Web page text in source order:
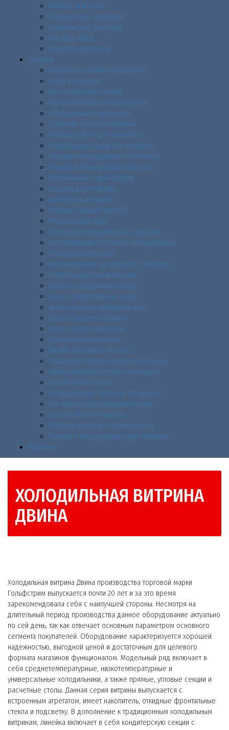
Магазин под ключ
Решения для магазинов
Решения для общепита
Фастфуд идеи
Форматы магазинов
Обзоры
Франшиза магазина Пятёрочка
Кафе в магазине
Проектирование рынка
Проектирование супермаркета
Оборудование для рынка
Создание проекта магазина
Оборудование для общепита
Холодильный шкаф для магазина
Торговое оборудование стеллажи
Торговое оборудование на заказ
Морозильные лари-бонеты
Витрина для кофейни
Как открыть пекарню
Открыть рыбный магазин
Открыть кулинарию
Витрина для кондитерских изделий
Обслуживание торгового оборудования
Оборудование Арнег
Мерчандайзинг продуктового магазина
Купить продуктовый магазин
Цена на холодильный шкаф
Цена на морозильный шкаф
Цена торгового оборудования
Цена на проект магазина
Бизнес проект магазина
Зонирование магазина
Дизайн магазина в Москве
Продажа оборудования для магазина
Оборудование торговых площадей
Дизайн проект кафе
Оборудование магазина "Продукты"
Как открыть продуктовый магазин
Открыть бизнес в кризис
Оборудование для супермаркета
Торговое оборудование для магазина
Контакты
ХОЛОДИЛЬНАЯ ВИТРИНА
ДВИНА
Холодильная витрина Двина производства торговой марки
Гольфстрим выпускается почти 20 лет и за это время
зарекомендовала себя с наилучшей стороны. Несмотря на
длительный период производства данное оборудование актуально
по сей день, так как отвечает основным параметром основного
сегмента покупателей. Оборудование характеризуется хорошей
надежностью, выгодной ценой и достаточным для целевого
формата магазинов функционалом. Модельный ряд включает в
себя среднетемпературные, низкотемпературные и
универсальные холодильники, а также прямые, угловые секции и
расчетные столы. Данная серия витрины выпускается с
встроенным агрегатом, имеет накопитель, откидные фронтальные
стекла и подсветку. В дополнение к традиционным холодильным
витринам, линейка включает в себя кондитерскую секции с